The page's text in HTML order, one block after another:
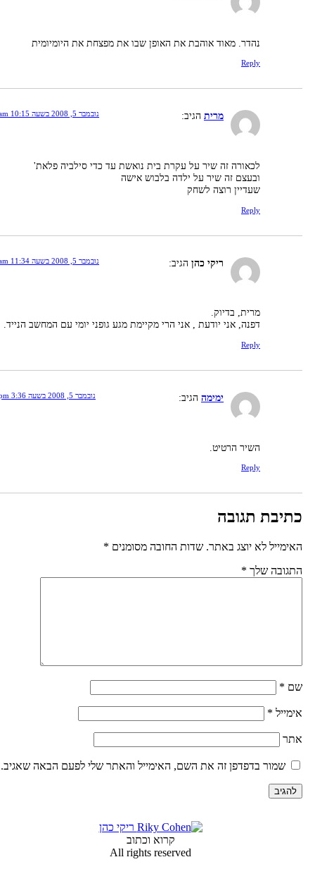
נהדר. מאוד אוהבת את האופן שבו את מפצחת את היומיומית
Reply
מרית הגיב: נובמבר 5, 2008 בשעה 10:15 am
לכאורה זה שיר על עקרת בית נואשת עד כדי סילביה פלאת'
ובעצם זה שיר על ילדה בלבוש אישה
שעדיין רוצה לשחק
Reply
ריקי כהן הגיב: נובמבר 5, 2008 בשעה 11:34 am
מרית, בדיוק.
דפנה, אני יודעת , אני הרי מקיימת מגע גופני יומי עם המחשב הנייד.
Reply
ימימה הגיב: נובמבר 5, 2008 בשעה 3:36 pm
השיר הרטיט.
Reply
תגובה
לא יוצג באתר. שדות החובה מסומנים*
שלך*
*
*
שמור בדפדפן זה את השם, האימייל והאתר שלי לפעם הבאה שאגיב.
קרוא וכתוב
All rights reserved